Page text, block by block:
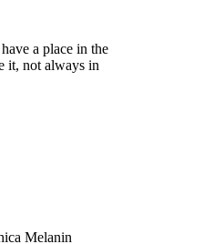
a place in the
it, not always in
Melanin